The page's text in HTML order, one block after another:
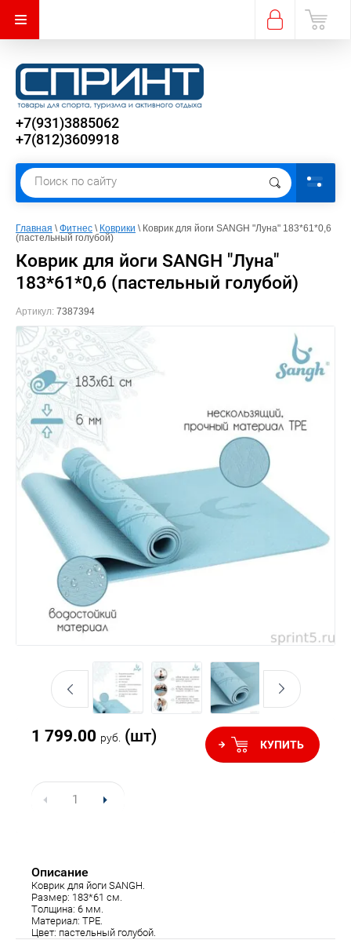
+7(931)3885062
+7(812)3609918
Главная \ Фитнес \ Коврики \ Коврик для йоги SANGH "Луна" 183*61*0,6
(пастельный голубой)
Коврик для йоги SANGH "Луна"
183*61*0,6 (пастельный голубой)
Артикул: 7387394
1 799.00 руб. (шт) КУПИТЬ
Описание
Коврик для йоги SANGH.
Размер: 183*61 см.
Толщина: 6 мм.
Материал: TPE.
Цвет: пастельный голубой.